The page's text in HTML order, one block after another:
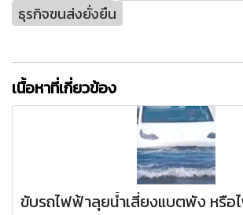
ธุรกิจขนส่งยั่งยืน
เนื้อหาที่เกี่ยวข้อง
ขับรถไฟฟ้าลุยน้ำเสี่ยงแบตพัง หรือ